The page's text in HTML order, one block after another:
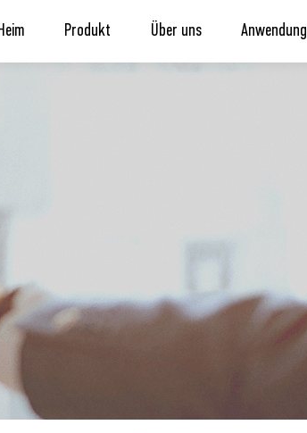
Produkt Über uns Anwendung